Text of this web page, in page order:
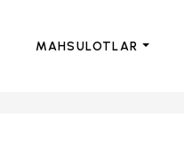
MAHSULOTLAR